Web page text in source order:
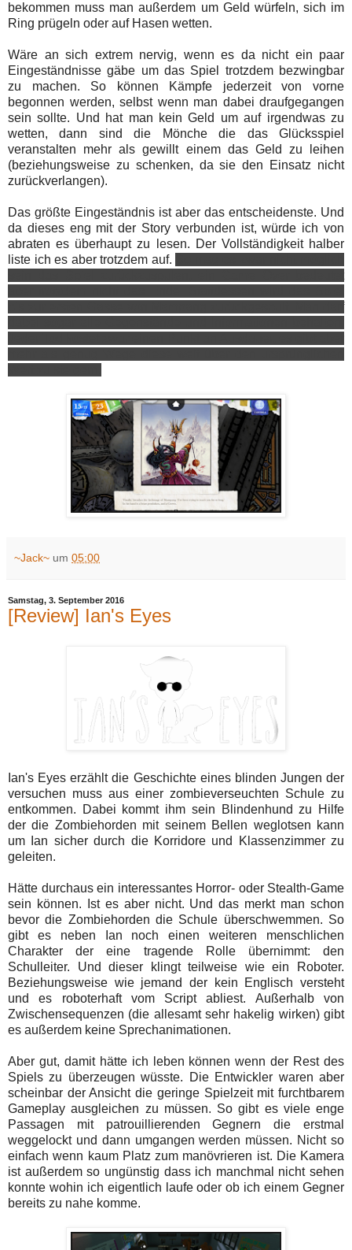
bekommen muss man außerdem um Geld würfeln, sich im
Ring prügeln oder auf Hasen wetten.
Wäre an sich extrem nervig, wenn es da nicht ein paar
Eingeständnisse gäbe um das Spiel trotzdem bezwingbar
zu machen. So können Kämpfe jederzeit von vorne
begonnen werden, selbst wenn man dabei draufgegangen
sein sollte. Und hat man kein Geld um auf irgendwas zu
wetten, dann sind die Mönche die das Glücksspiel
veranstalten mehr als gewillt einem das Geld zu leihen
(beziehungsweise zu schenken, da sie den Einsatz nicht
zurückverlangen).
Das größte Eingeständnis ist aber das entscheidenste. Und
da dieses eng mit der Story verbunden ist, würde ich von
abraten es überhaupt zu lesen. Der Vollständigkeit halber
liste ich es aber trotzdem auf.
~Jack~ um 05:00
Samstag, 3. September 2016
[Review] Ian's Eyes
Ian's Eyes erzählt die Geschichte eines blinden Jungen der
versuchen muss aus einer zombieverseuchten Schule zu
entkommen. Dabei kommt ihm sein Blindenhund zu Hilfe
der die Zombiehorden mit seinem Bellen weglotsen kann
um Ian sicher durch die Korridore und Klassenzimmer zu
geleiten.
Hätte durchaus ein interessantes Horror- oder Stealth-Game
sein können. Ist es aber nicht. Und das merkt man schon
bevor die Zombiehorden die Schule überschwemmen. So
gibt es neben Ian noch einen weiteren menschlichen
Charakter der eine tragende Rolle übernimmt: den
Schulleiter. Und dieser klingt teilweise wie ein Roboter.
Beziehungsweise wie jemand der kein Englisch versteht
und es roboterhaft vom Script abliest. Außerhalb von
Zwischensequenzen (die allesamt sehr hakelig wirken) gibt
es außerdem keine Sprechanimationen.
Aber gut, damit hätte ich leben können wenn der Rest des
Spiels zu überzeugen wüsste. Die Entwickler waren aber
scheinbar der Ansicht die geringe Spielzeit mit furchtbarem
Gameplay ausgleichen zu müssen. So gibt es viele enge
Passagen mit patrouillierenden Gegnern die erstmal
weggelockt und dann umgangen werden müssen. Nicht so
einfach wenn kaum Platz zum manövrieren ist. Die Kamera
ist außerdem so ungünstig dass ich manchmal nicht sehen
konnte wohin ich eigentlich laufe oder ob ich einem Gegner
bereits zu nahe komme.